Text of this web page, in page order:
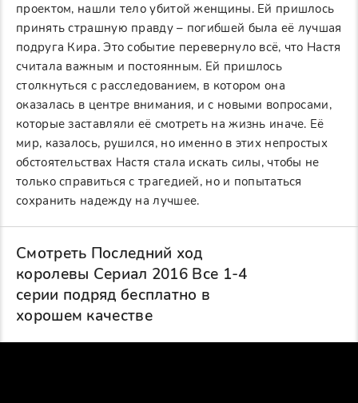
проектом, нашли тело убитой женщины. Ей пришлось
принять страшную правду – погибшей была её лучшая
подруга Кира. Это событие перевернуло всё, что Настя
считала важным и постоянным. Ей пришлось
столкнуться с расследованием, в котором она
оказалась в центре внимания, и с новыми вопросами,
которые заставляли её смотреть на жизнь иначе. Её
мир, казалось, рушился, но именно в этих непростых
обстоятельствах Настя стала искать силы, чтобы не
только справиться с трагедией, но и попытаться
сохранить надежду на лучшее.
Смотреть Последний ход
королевы Сериал 2016 Все 1-4
серии подряд бесплатно в
хорошем качестве